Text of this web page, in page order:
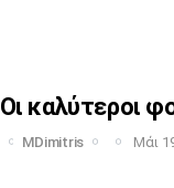
Οι καλύτεροι
MDimitris Μάι